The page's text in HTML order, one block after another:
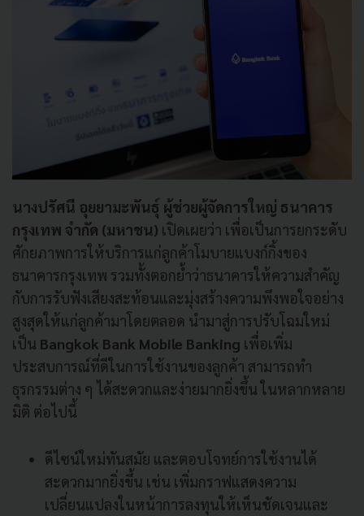
นางปรัศนี อุยยามะพันธุ์ ผู้ช่วยผู้จัดการใหญ่ ธนาคาร
กรุงเทพ จำกัด (มหาชน) เปิดเผยว่า เพื่อเป็นการยกระดับ
ศักยภาพการให้บริการแก่ลูกค้าโมบายแบงก์กิ้งของ
ธนาคารกรุงเทพ รวมทั้งตอกย้ำว่าธนาคารให้ความสำคัญ
กับการรับฟังเสียงสะท้อนและมุ่งสร้างความพึงพอใจอย่าง
สูงสุดให้แก่ลูกค้ามาโดยตลอด นำมาสู่การปรับโฉมใหม่
เป็น Bangkok Bank Mobile Banking เพื่อเพิ่ม
ประสบการณ์ที่ดีในการใช้งานของลูกค้า สามารถทำ
ธุรกรรมต่าง ๆ ได้สะดวกและง่ายมากยิ่งขึ้น ในหลากหลาย
มิติ ต่อไปนี้
ดีไซน์ใหม่ทันสมัย และตอบโจทย์การใช้งานได้
สะดวกมากยิ่งขึ้น เช่น เพิ่มกราฟแสดงความ
เปลี่ยนแปลงในหน้าการลงทุนให้เห็นชัดเจนและ